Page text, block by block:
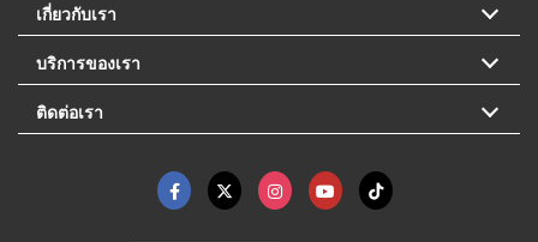
เกี่ยวกับเรา
บริการของเรา
ติดต่อเรา